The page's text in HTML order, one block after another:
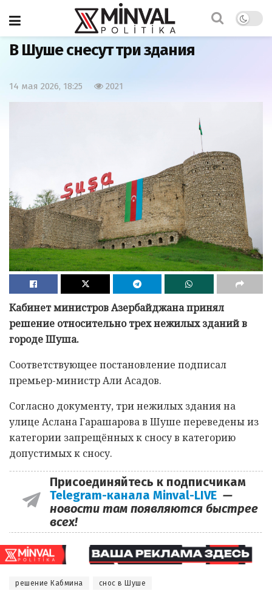
Главная
В Шуше снесут три здания
14 мая 2026, 18:25 2021
Кабинет министров Азербайджана принял
решение относительно трех нежилых зданий в
городе Шуша.
Соответствующее постановление подписал
премьер-министр Али Асадов.
Согласно документу, три нежилых здания на
улице Аслана Гарашарова в Шуше переведены из
категории запрещённых к сносу в категорию
допустимых к сносу.
Присоединяйтесь к подписчикам
Telegram-канала Minval-LIVE —
новости там появляются быстрее
всех!
решение Кабмина снос в Шуше